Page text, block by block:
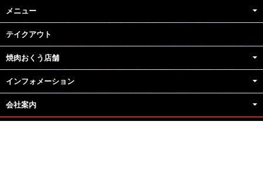
メニュー
テイクアウト
焼肉おくう店舗
インフォメーション
会社案内